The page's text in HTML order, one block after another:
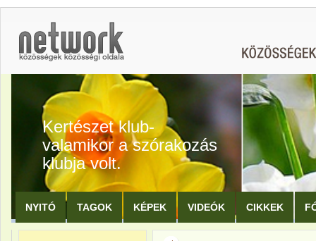
Kertészet klub-
valamikor a szórakozás
klubja volt.
NYITÓ TAGOK KÉPEK VIDEÓK CIKKEK